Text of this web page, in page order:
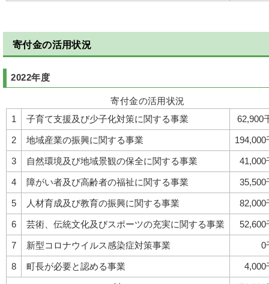
寄付金の活用状況
2022年度
寄付金の活用状況
1
子育て支援及び少子化対策に関する事業 62,900
2 地域産業の振興に関する事業 194,000
3 自然環境及び地域景観の保全に関する事業 41,000
4 障がい者及び高齢者の福祉に関する事業 35,500
5 人材育成及び教育の振興に関する事業 82,000
6 芸術、伝統文化及びスポーツの充実に関する事業 52,600
7 新型コロナウイルス感染症対策事業 0
8 町長が必要と認める事業 4,000